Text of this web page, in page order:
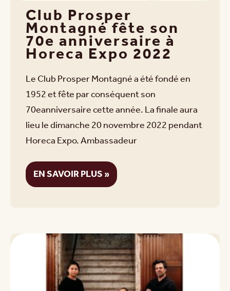
Club Prosper
Montagné fête son
70e anniversaire à
Horeca Expo 2022
Le Club Prosper Montagné a été fondé en
1952 et fête par conséquent son
70eanniversaire cette année. La finale aura
lieu le dimanche 20 novembre 2022 pendant
Horeca Expo. Ambassadeur
EN SAVOIR PLUS »